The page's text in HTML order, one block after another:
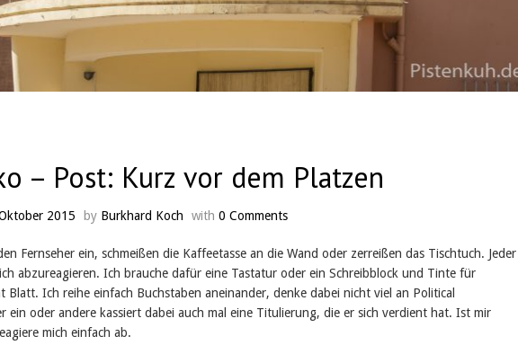
– Post: Kurz vor dem Platzen
2015 by Burkhard Koch with 0 Comments
Fernseher ein, schmeißen die Kaffeetasse an die Wand oder zerreißen das Tischtuch. Jeder
abzureagieren. Ich brauche dafür eine Tastatur oder ein Schreibblock und Tinte für
Blatt. Ich reihe einfach Buchstaben aneinander, denke dabei nicht viel an Political
ein oder andere kassiert dabei auch mal eine Titulierung, die er sich verdient hat. Ist mir
mich einfach ab.